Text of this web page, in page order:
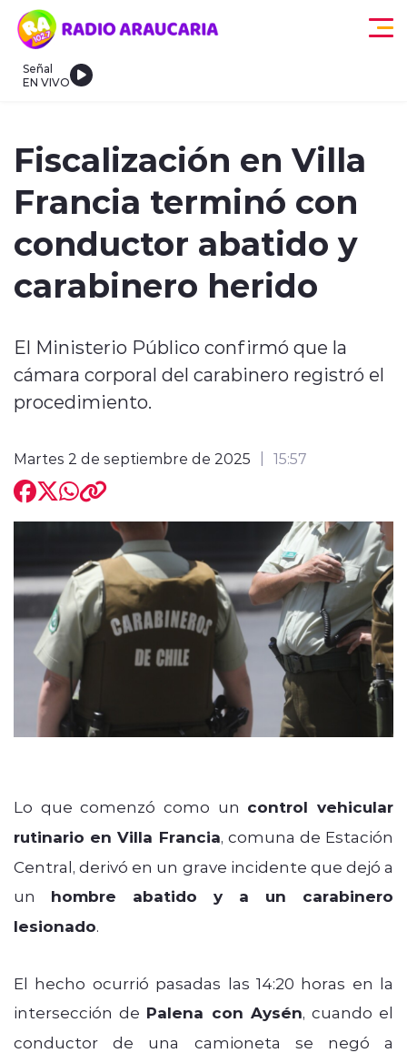
Click acá para ir directamente al contenido
Señal
EN VIVO
modo claro
Fiscalización en Villa
Francia terminó con
conductor abatido y
carabinero herido
El Ministerio Público confirmó que la
cámara corporal del carabinero registró el
procedimiento.
Martes 2 de septiembre de 2025 15:57
Lo que comenzó como un control vehicular
rutinario en Villa Francia, comuna de Estación
Central, derivó en un grave incidente que dejó a
un hombre abatido y a un carabinero
lesionado.
El hecho ocurrió pasadas las 14:20 horas en la
intersección de Palena con Aysén, cuando el
conductor de una camioneta se negó a